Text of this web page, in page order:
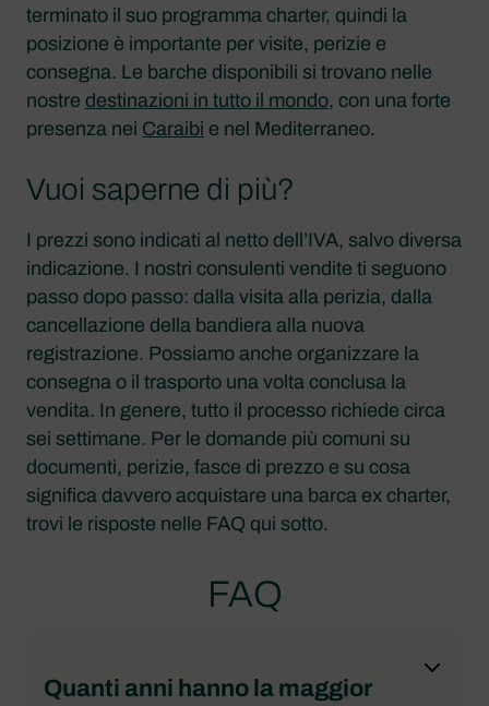
terminato il suo programma charter, quindi la
posizione è importante per visite, perizie e
consegna. Le barche disponibili si trovano nelle
nostre destinazioni in tutto il mondo, con una forte
presenza nei Caraibi e nel Mediterraneo.
Vuoi saperne di più?
I prezzi sono indicati al netto dell’IVA, salvo diversa
indicazione. I nostri consulenti vendite ti seguono
passo dopo passo: dalla visita alla perizia, dalla
cancellazione della bandiera alla nuova
registrazione. Possiamo anche organizzare la
consegna o il trasporto una volta conclusa la
vendita. In genere, tutto il processo richiede circa
sei settimane. Per le domande più comuni su
documenti, perizie, fasce di prezzo e su cosa
significa davvero acquistare una barca ex charter,
trovi le risposte nelle FAQ qui sotto.
FAQ
Quanti anni hanno la maggior